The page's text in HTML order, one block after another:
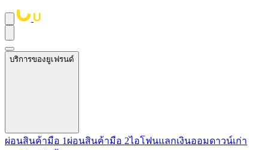
บริการของยูเฟรนด์
ผ่อนสินค้ามือ 1 ผ่อนสินค้ามือ 2ไอโฟนแลกเงินออมดาวน์เก่า